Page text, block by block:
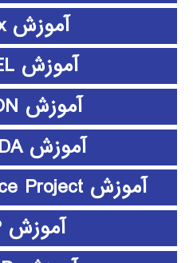
آموزش Latex
آموزش LISREL
آموزش LUMION
آموزش MAXQDA
آموزش Microsoft Office Project
آموزش PHP